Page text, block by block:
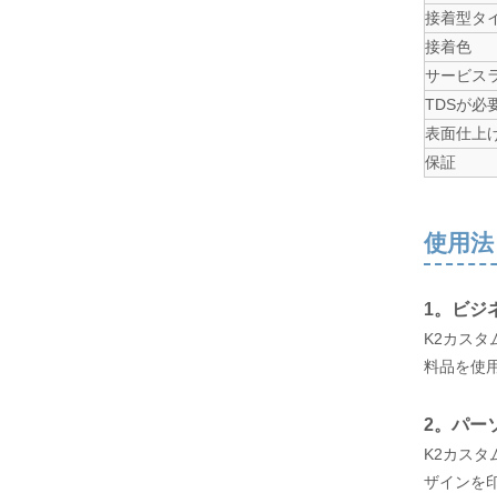
接着型タ
接着色
サービス
TDSが必
表面仕上
保証
使用法
1。ビジ
K2カスタ
料品を使
2。パー
K2カスタ
ザインを